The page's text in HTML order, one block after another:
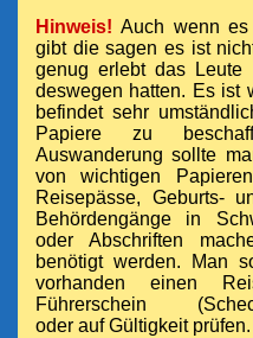
Hinweis! Auch wenn
gibtdie sagen es ist
genug erlebt das Leute
deswegen hatten. Es ist
befindet sehr
Papiere zu
Auswanderung sollte
von wichtigen
Reisepässe, Geburts-
Behördengänge in
oder Abschriften
benötigt werden. Man
vorhanden einen
Führerschein
oder auf Gültigkeit prüfen.